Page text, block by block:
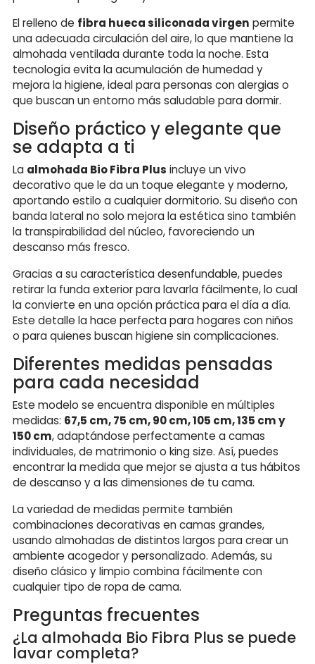
El relleno de fibra hueca siliconada virgen permite
una adecuada circulación del aire, lo que mantiene la
almohada ventilada durante toda la noche. Esta
tecnología evita la acumulación de humedad y
mejora la higiene, ideal para personas con alergias o
que buscan un entorno más saludable para dormir.
Diseño práctico y elegante que
se adapta a ti
La almohada Bio Fibra Plus incluye un vivo
decorativo que le da un toque elegante y moderno,
aportando estilo a cualquier dormitorio. Su diseño con
banda lateral no solo mejora la estética sino también
la transpirabilidad del núcleo, favoreciendo un
descanso más fresco.
Gracias a su característica desenfundable, puedes
retirar la funda exterior para lavarla fácilmente, lo cual
la convierte en una opción práctica para el día a día.
Este detalle la hace perfecta para hogares con niños
o para quienes buscan higiene sin complicaciones.
Diferentes medidas pensadas
para cada necesidad
Este modelo se encuentra disponible en múltiples
medidas: 67,5 cm, 75 cm, 90 cm, 105 cm, 135 cm y
150 cm, adaptándose perfectamente a camas
individuales, de matrimonio o king size. Así, puedes
encontrar la medida que mejor se ajusta a tus hábitos
de descanso y a las dimensiones de tu cama.
La variedad de medidas permite también
combinaciones decorativas en camas grandes,
usando almohadas de distintos largos para crear un
ambiente acogedor y personalizado. Además, su
diseño clásico y limpio combina fácilmente con
cualquier tipo de ropa de cama.
Preguntas frecuentes
¿La almohada Bio Fibra Plus se puede
lavar completa?